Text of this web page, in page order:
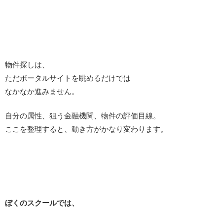
物件探しは、
ただポータルサイトを眺めるだけでは
なかなか進みません。
自分の属性、狙う金融機関、物件の評価目線。
ここを整理すると、動き方がかなり変わります。
ぼくのスクールでは、